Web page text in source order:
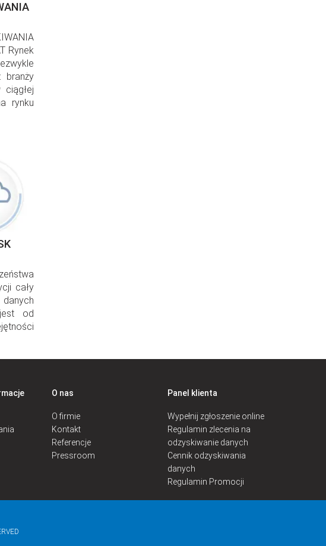
Rynek
branży
rynku
cały
od
O nas
O firmie
Kontakt
Referencje
Pressroom
Panel klienta
Wypełnij zgłoszenie online
Regulamin zlecenia na
odzyskiwanie danych
Cennik odzyskiwania
danych
Regulamin Promocji